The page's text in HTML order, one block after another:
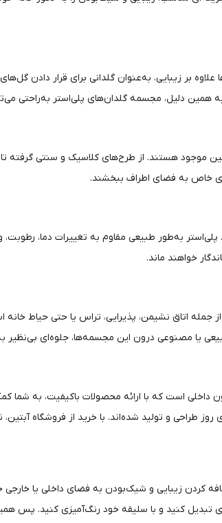
بر زیبایی، به‌عنوان گلدانی برای قرار دادن
دلیل، مجسمه گلدان‌های پلی‌استر به‌راحتی
موجود هستند. از طرح‌های کلاسیک و سنتی
خاص به فضای اطراف ببخشند.
به‌طور طبیعی مقاوم به تغییرات دما،
خواهند ماند.
اتاق نشیمن، پذیرایی، تراس یا حتی حیاط
یا مصنوعی درون این مجسمه‌ها، جلوه‌ای بی‌نظیر
داخلی است که با ارائه محصولات باکیفیت، به
روز طراحی و تولید شده‌اند. با خرید از فروشگاه
کردن زیبایی و شیک‌بودن به فضای داخلی یا خارجی
کنید و با سلیقه خود رنگ‌آمیزی کنید. پس همین